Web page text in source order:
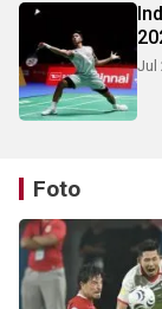
Jul
Foto